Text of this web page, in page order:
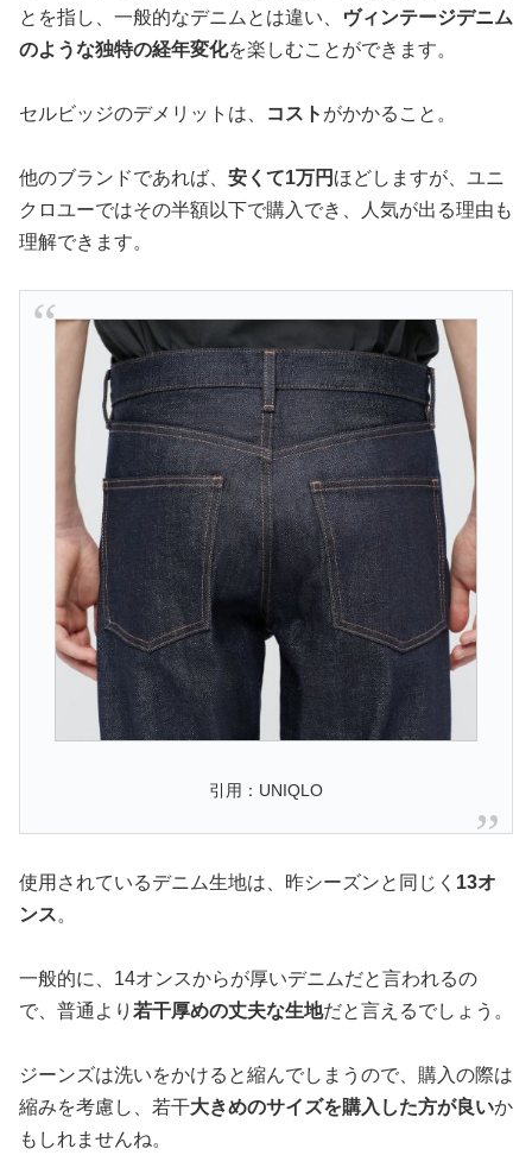
とを指し、一般的なデニムとは違い、
ヴィンテージデニム
のような独特の経年変化を楽しむことができます。
セルビッジのデメリットは、 コスト がかかること。
他のブランドであれば、 安くて1万円 ほどしますが、ユニ
クロユーではその半額以下で購入でき、人気が出る理由も
理解できます。
引用：UNIQLO
使用されているデニム生地は、昨シーズンと同じく 13オ
ンス。
一般的に、14オンスからが厚いデニムだと言われるの
で、普通より 若干厚めの丈夫な生地だと言えるでしょう。
ジーンズは洗いをかけると縮んでしまうので、購入の際は
縮みを考慮し、若干大きめのサイズを購入した方が良いか
もしれませんね。